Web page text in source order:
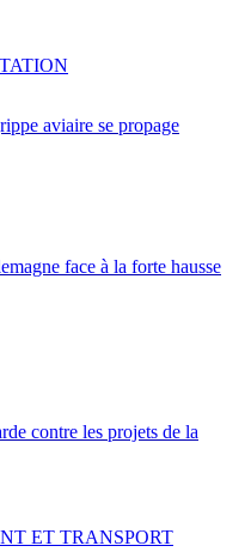
aviaire se propage
face à la forte hausse
contre les projets de la
ET TRANSPORT